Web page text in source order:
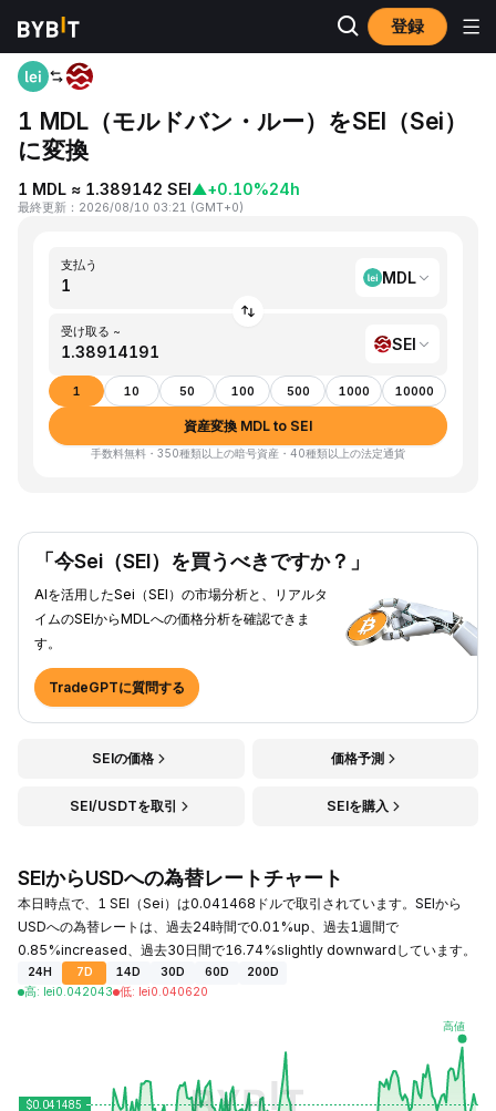
登録
ホーム MDL to SEI
1 MDL（モルドバン・ルー）をSEI（Sei）
に変換
1 MDL ≈ 1.389142 SEI▲+0.10%24h
最終更新 ： 2026/08/10 03:21 (GMT+0)
支払う
MDL
受け取る ~
SEI
1 10 50 100 500 1000 10000
資産変換 MDL to SEI
手数料無料・350種類以上の暗号資産・40種類以上の法定通貨
「今Sei（SEI）を買うべきですか？」
AIを活用したSei（SEI）の市場分析と、リアルタ
イムのSEIからMDLへの価格分析を確認できま
す。
TradeGPTに質問する
SEIの価格 価格予測
SEI/USDTを取引 SEIを購入
SEIからUSDへの為替レートチャート
本日時点で、1 SEI（Sei）は0.041468ドルで取引されています。SEIから
USDへの為替レートは、過去24時間で0.01%up、過去1週間で
0.85%increased、過去30日間で16.74%slightly downwardしています。
24H 7D 14D 30D 60D
200D
高: lei0.042043 低: lei0.040620